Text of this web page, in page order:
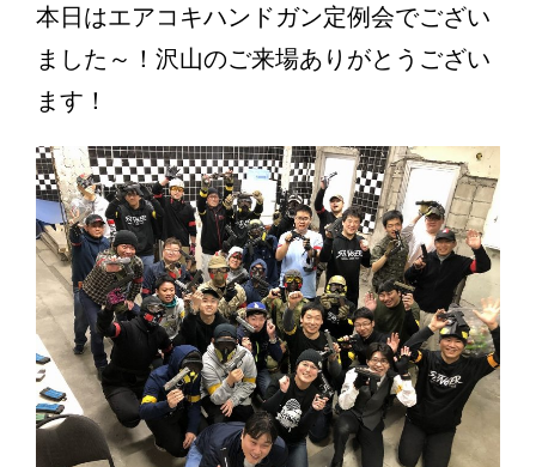
本日はエアコキハンドガン定例会でござい
ました～！沢山のご来場ありがとうござい
ます！